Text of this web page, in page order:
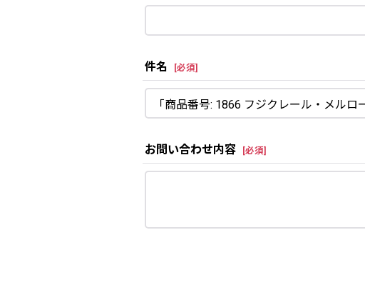
件名 [必須]
お問い合わせ内容 [必須]